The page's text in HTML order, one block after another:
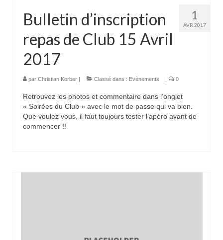
1
AVR 2017
Bulletin d’inscription
repas de Club 15 Avril
2017
par Christian Korber Classé dans : Evènements 0
Retrouvez les photos et commentaire dans l’onglet
« Soirées du Club » avec le mot de passe qui va bien.
Que voulez vous, il faut toujours tester l’apéro avant de
commencer !!